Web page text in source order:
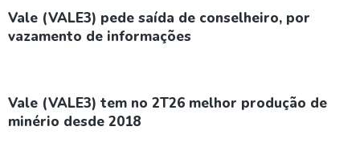
Vale (VALE3) pede saída de conselheiro, por
vazamento de informações
Vale (VALE3) tem no 2T26 melhor produção de
minério desde 2018